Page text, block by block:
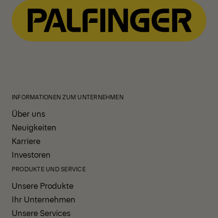
INFORMATIONEN ZUM UNTERNEHMEN
Über uns
Neuigkeiten
Karriere
Investoren
PRODUKTE UND SERVICE
Unsere Produkte
Ihr Unternehmen
Unsere Services